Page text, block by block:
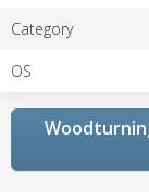
Category
OS